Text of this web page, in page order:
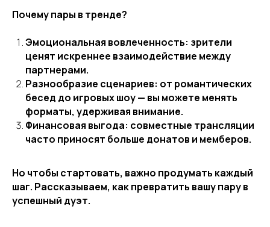
Почему пары в тренде?
Эмоциональная вовлеченность: зрители
ценят искреннее взаимодействие между
партнерами.
Разнообразие сценариев: от романтических
бесед до игровых шоу — вы можете менять
форматы, удерживая внимание.
Финансовая выгода: совместные трансляции
часто приносят больше донатов и мемберов.
Но чтобы стартовать, важно продумать каждый
шаг. Рассказываем, как превратить вашу пару в
успешный дуэт.